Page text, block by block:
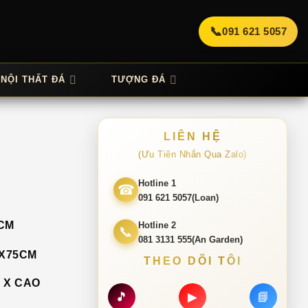
📞091 621 5057
NỘI THẤT ĐÁ TƯỢNG ĐÁ
LIÊN HỆ
(Ưu Tiên Nhắn Qua Zalo)
☎ Hotline 1
091 621 5057(Loan)
📞
Hotline 2
081 3131 555(An Garden)
THEO DÕI TÔI
🎵 ▶ 📘